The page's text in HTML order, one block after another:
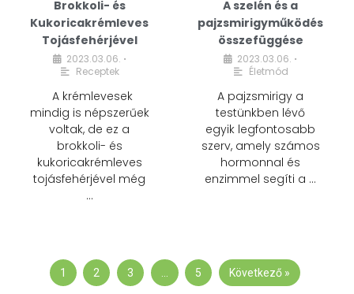
Brokkoli- és
Kukoricakrémleves
Tojásfehérjével
2023.03.06. •
Receptek
A krémlevesek
mindig is népszerűek
voltak, de ez a
brokkoli- és
kukoricakrémleves
tojásfehérjével még
…
A szelén és a
pajzsmirigyműködés
összefüggése
2023.03.06. •
Életmód
A pajzsmirigy a
testünkben lévő
egyik legfontosabb
szerv, amely számos
hormonnal és
enzimmel segíti a …
1 2 3 … 5 Következő »